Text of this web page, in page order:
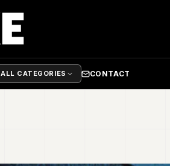
ALL CATEGORIES CONTACT